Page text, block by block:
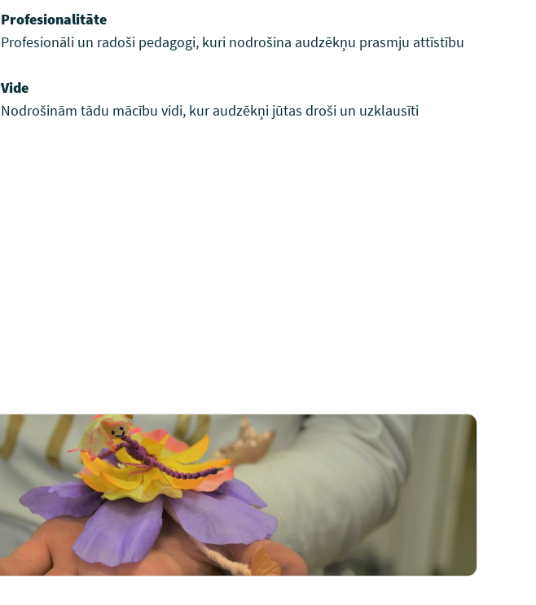
Profesionalitāte
Profesionāli un radoši pedagogi, kuri nodrošina audzēkņu prasmju attīstību
Vide
Nodrošinām tādu mācību vidi, kur audzēkņi jūtas droši un uzklausīti